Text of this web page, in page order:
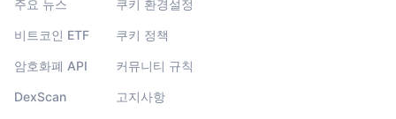
주요 뉴스
비트코인 ETF
암호화폐 API
DexScan
쿠키 환경설정
쿠키 정책
커뮤니티 규칙
고지사항